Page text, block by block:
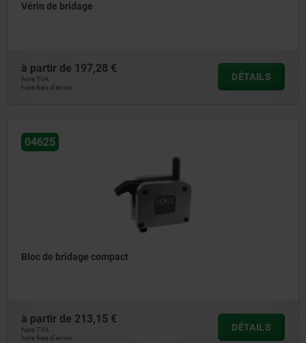
Vérin de bridage
à partir de 197,28 €
hors TVA
hors frais d’envoi
DÉTAILS
04625
Bloc de bridage compact
à partir de 213,15 €
hors TVA
hors frais d’envoi
DÉTAILS